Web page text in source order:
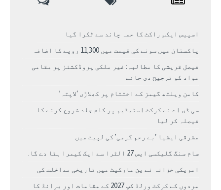
اسپیس ایکس راکٹ کا حصہ چاند سے ٹکرا گیا
پاکستان میں سونے کی قیمت میں 11,300 روپے کا اضافہ
فیصل قریشی کا مطالبہ: غیر ملکی پروڈکشنز پر مقامی
مواد کو ترجیح دی جائے
کامن ویلتھ گیمز کے اختتام پر کھلاڑی ‘لاپتہ’
سی ڈی اے نے کرکٹ اسٹیڈیم پر کام جلد شروع کرنے کا
فیصلہ کر لیا
مشرقی ایشیا ‘بے رحم گرمی’ کی لپیٹ میں
سام سنگ گلیکسی ایس 27 الٹرا سے ایک کیمرا ہٹا دے گا.
امریکی خزانہ نے ین مارکیٹ میں تاریخی مداخلت کی
مردوں کے کرکٹ ورلڈ کپ 2027 کے مقامات اور برانڈ کا